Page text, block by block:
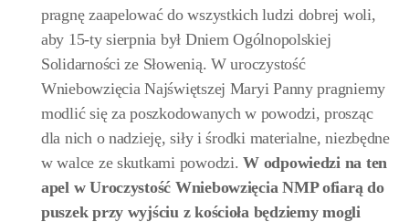
pragnę zaapelować do wszystkich ludzi dobrej woli,
aby 15-ty sierpnia był Dniem Ogólnopolskiej
Solidarności ze Słowenią. W uroczystość
Wniebowzięcia Najświętszej Maryi Panny pragniemy
modlić się za poszkodowanych w powodzi, prosząc
dla nich o nadzieję, siły i środki materialne, niezbędne
w walce ze skutkami powodzi.W odpowiedzi na ten
apel w Uroczystość Wniebowzięcia NMP ofiarą do
puszek przy wyjściu z kościoła będziemy mogli